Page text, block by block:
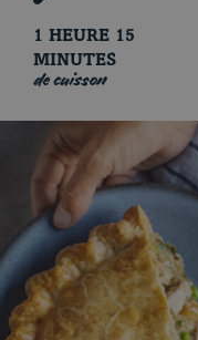
Coupes et cuissons
1 HEURE 15
MINUTES
de cuisson